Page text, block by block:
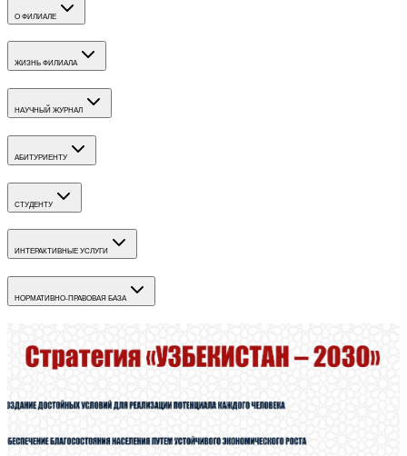
О ФИЛИАЛЕ
ЖИЗНЬ ФИЛИАЛА
НАУЧНЫЙ ЖУРНАЛ
АБИТУРИЕНТУ
СТУДЕНТУ
ИНТЕРАКТИВНЫЕ УСЛУГИ
НОРМАТИВНО-ПРАВОВАЯ БАЗА